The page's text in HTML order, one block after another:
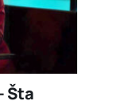
Šta